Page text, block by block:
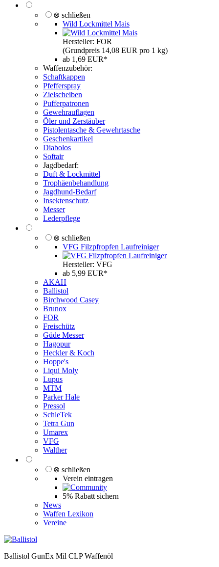
⊗ schließen
Wild Lockmittel Mais
Hersteller: FOR
(Grundpreis 14,08 EUR pro 1 kg)
ab 1,69 EUR*
Waffenzubehör:
Schaftkappen
Pfefferspray
Zielscheiben
Pufferpatronen
Gewehrauflagen
Öler und Zerstäuber
Pistolentasche & Gewehrtasche
Geschenkartikel
Diabolos
Softair
Jagdbedarf:
Duft & Lockmittel
Trophäenbehandlung
Jagdhund-Bedarf
Insektenschutz
Messer
Lederpflege
⊗ schließen
VFG Filzpfropfen Laufreiniger
Hersteller: VFG
ab 5,99 EUR*
AKAH
Ballistol
Birchwood Casey
Brunox
FOR
Freischütz
Güde Messer
Hagopur
Heckler & Koch
Hoppe's
Liqui Moly
Lupus
MTM
Parker Hale
Pressol
SchleTek
Tetra Gun
Umarex
VFG
Walther
⊗ schließen
Verein eintragen
5% Rabatt sichern
News
Waffen Lexikon
Vereine
Ballistol GunEx Mil CLP Waffenöl